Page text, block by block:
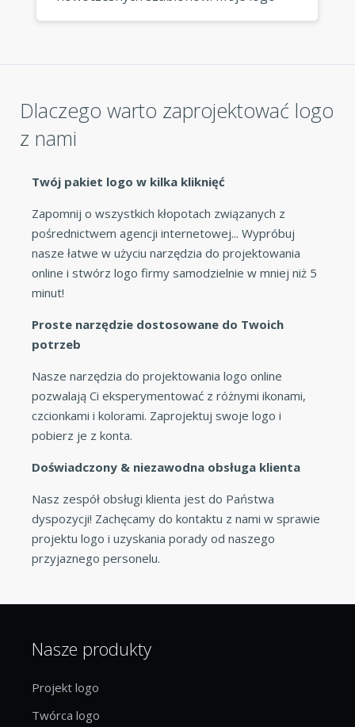
wygląda fantastycznie wszędzie, gdzie
Dlaczego warto zaprojektować logo
z nami
Twój pakiet logo w kilka kliknięć
Zapomnij o wszystkich kłopotach związanych z
pośrednictwem agencji internetowej... Wypróbuj
nasze łatwe w użyciu narzędzia do projektowania
online i stwórz logo firmy samodzielnie w mniej niż 5
minut!
Proste narzędzie dostosowane do Twoich
potrzeb
Nasze narzędzia do projektowania logo online
pozwalają Ci eksperymentować z różnymi ikonami,
czcionkami i kolorami. Zaprojektuj swoje logo i
pobierz je z konta.
Doświadczony & niezawodna obsługa klienta
Nasz zespół obsługi klienta jest do Państwa
dyspozycji! Zachęcamy do kontaktu z nami w sprawie
projektu logo i uzyskania porady od naszego
przyjaznego personelu.
Nasze produkty
Projekt logo
Twórca logo